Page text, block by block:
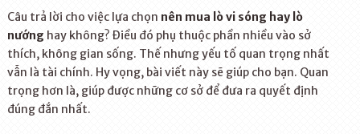
Câu trả lời cho việc lựa chọn nên mua lò vi sóng hay lò
nướng hay không? Điều đó phụ thuộc phần nhiều vào sở
thích, không gian sống. Thế nhưng yếu tố quan trọng nhất
vẫn là tài chính. Hy vọng, bài viết này sẽ giúp cho bạn. Quan
trọng hơn là, giúp được những cơ sở để đưa ra quyết định
đúng đắn nhất.